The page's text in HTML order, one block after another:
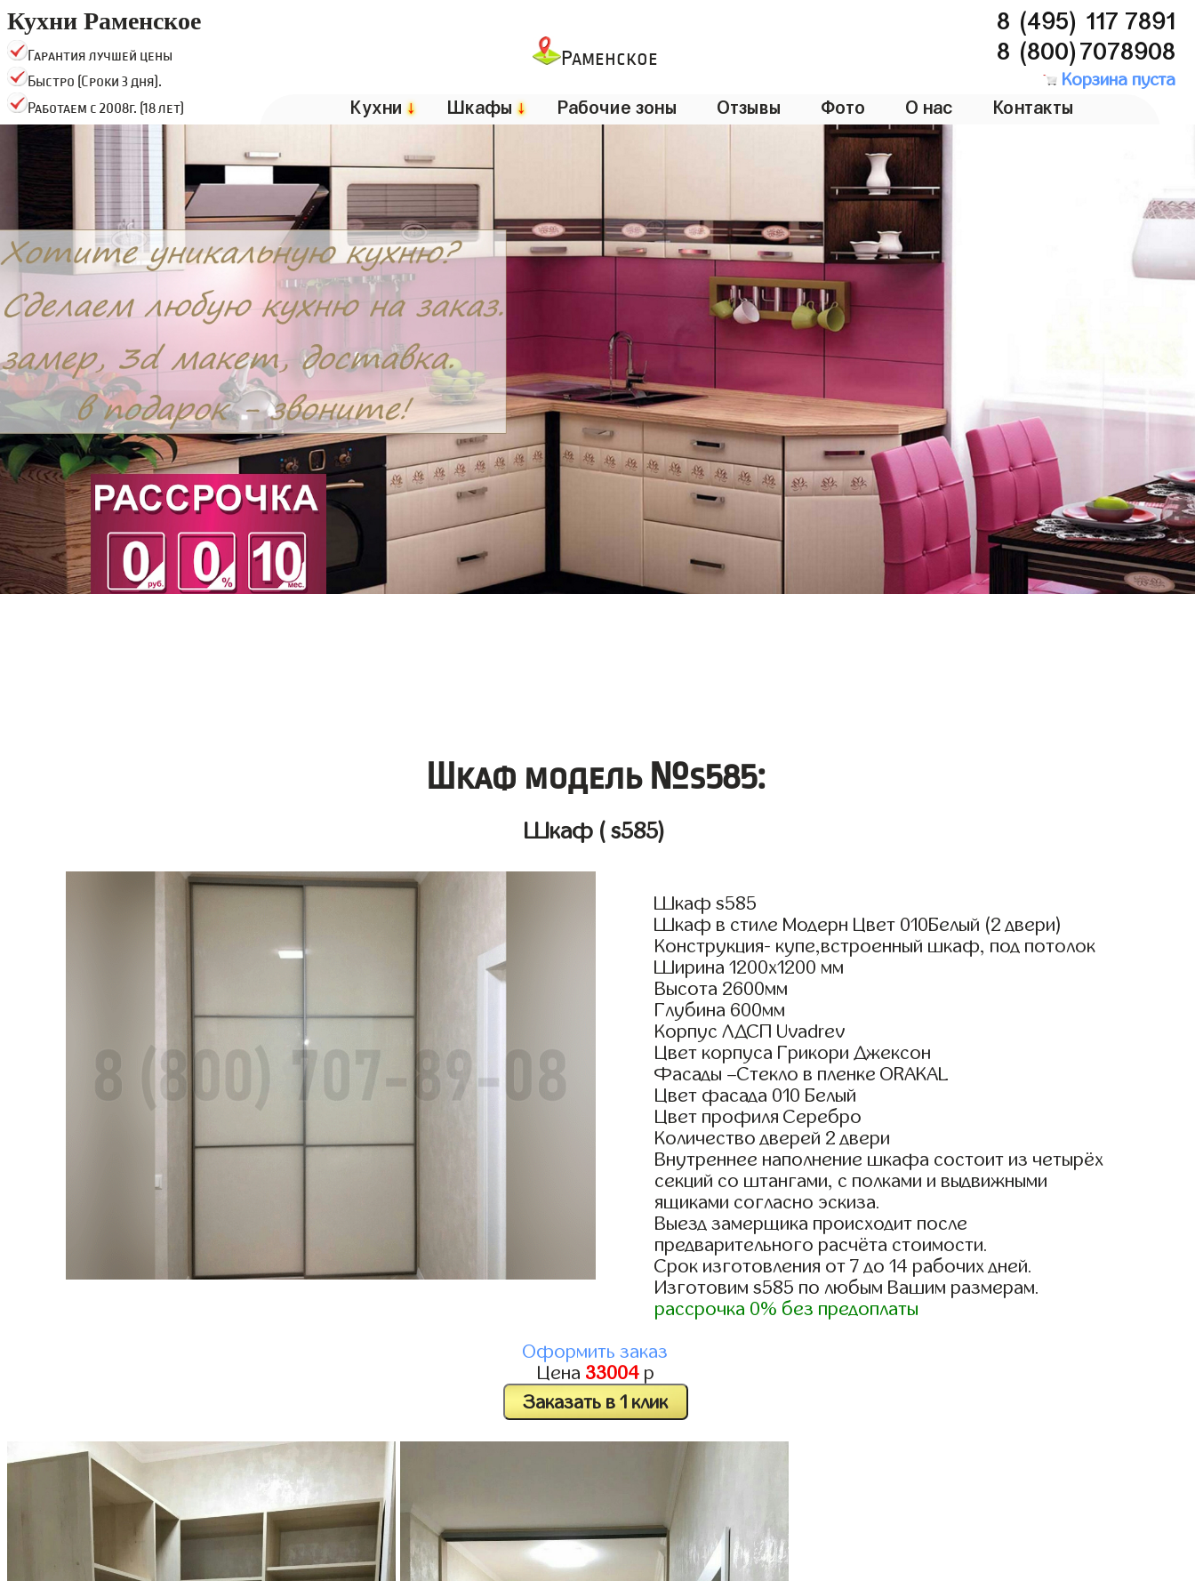
Кухни Раменское
Гарантия лучшей цены
Быстро (Сроки 3 дня).
Работаем с 2008г. (18 лет)
Раменское
8 (495) 117 7891
8 (800)7078908
Корзина пуста
Кухни↓ Шкафы↓ Рабочие зоны Отзывы Фото О нас Контакты
Шкаф модель №s585:
Шкаф ( s585)
Шкаф s585
Шкаф в стиле Модерн Цвет 010Белый (2 двери)
Конструкция- купе,встроенный шкаф, под потолок
Ширина 1200x1200 мм
Высота 2600мм
Глубина 600мм
Корпус ЛДСП Uvadrev
Цвет корпуса Грикори Джексон
Фасады –Стекло в пленке ORAKAL
Цвет фасада 010 Белый
Цвет профиля Серебро
Количество дверей 2 двери
Внутреннее наполнение шкафа состоит из четырёх
секций со штангами, с полками и выдвижными
ящиками согласно эскиза.
Выезд замерщика происходит после
предварительного расчёта стоимости.
Срок изготовления от 7 до 14 рабочих дней.
Изготовим s585 по любым Вашим размерам.
рассрочка 0% без предоплаты
Оформить заказ
Цена 33004р
Заказать в 1 клик